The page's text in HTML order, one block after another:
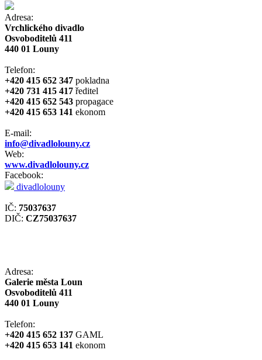
Adresa:
Vrchlického divadlo
Osvoboditelů 411
440 01 Louny
Telefon:
+420 415 652 347 pokladna
+420 731 415 417 ředitel
+420 415 652 543 propagace
+420 415 653 141 ekonom
E-mail:
info@divadlolouny.cz
Web:
www.divadlolouny.cz
Facebook:
divadlolouny
IČ: 75037637
DIČ: CZ75037637
Adresa:
Galerie města Loun
Osvoboditelů 411
440 01 Louny
Telefon:
+420 415 652 137 GAML
+420 415 653 141 ekonom